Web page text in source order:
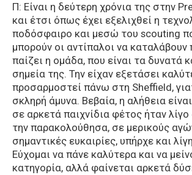
Π: Είναι η δεύτερη χρόνια της στην
και έτσι όπως έχει εξελιχθεί η
ποδόσφαιρο και μεσώ του scouting
μπορούν οι αντίπαλοι να
παίζει η ομάδα, που είναι τα δυνατά
σημεία της. Την είχαν εξετάσει
προσαρμοστεί πάνω στη Sheffield,
σκληρή άμυνα. Βεβαία, η αλήθεια
σε αρκετά παιχνίδια φέτος ήταν
την παρακολούθησα, σε μερικούς
σημαντικές ευκαιρίες, υπήρχε και
Εύχομαι να πάνε καλύτερα και να
κατηγορία, αλλά φαίνεται αρκετά